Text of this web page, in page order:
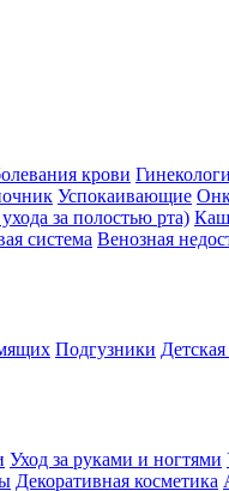
крови
Успокаивающие
за полостью рта)
система Венозная
Подгузники
Уход за руками и ногтями
Декоративная косметика